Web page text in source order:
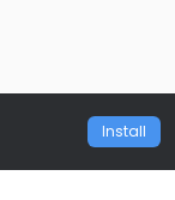
Install